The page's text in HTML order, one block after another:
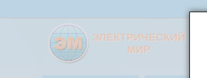
ЭЛЕКТРИЧЕСКИЙ
МИР